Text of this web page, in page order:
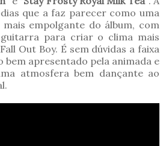
que a faz parecer como uma
empolgante do álbum, com
para criar o clima mais
Out Boy. É sem dúvidas a faixa
bem apresentado pela animada e
atmosfera bem dançante ao